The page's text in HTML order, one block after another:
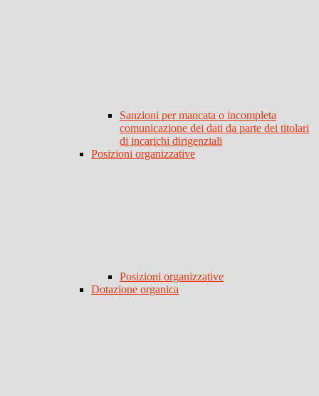
Sanzioni per mancata o incompleta
comunicazione dei dati da parte dei titolari
di incarichi dirigenziali
Posizioni organizzative
Posizioni organizzative
Dotazione organica